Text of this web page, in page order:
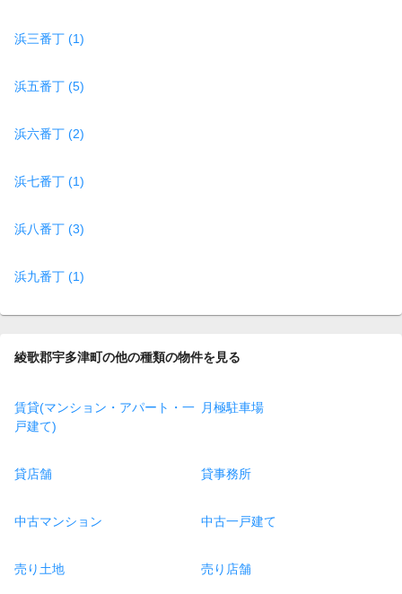
浜三番丁 (1)
浜五番丁 (5)
浜六番丁 (2)
浜七番丁 (1)
浜八番丁 (3)
浜九番丁 (1)
綾歌郡宇多津町の他の種類の物件を見る
賃貸(マンション・アパート・一
戸建て)
月極駐車場
貸店舗 貸事務所
中古マンション 中古一戸建て
売り土地 売り店舗